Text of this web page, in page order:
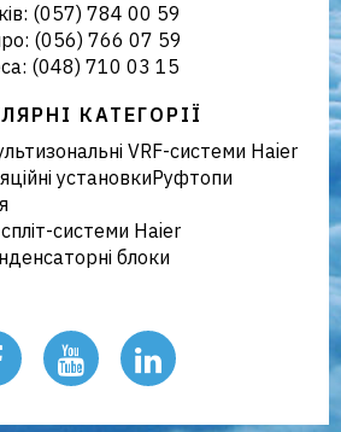
(057) 784 00 59
(056) 766 07 59
(048) 710 03 15
КАТЕГОРІЇ
VRF-системи Haier
установкиРуфтопи
системи Haier
блоки